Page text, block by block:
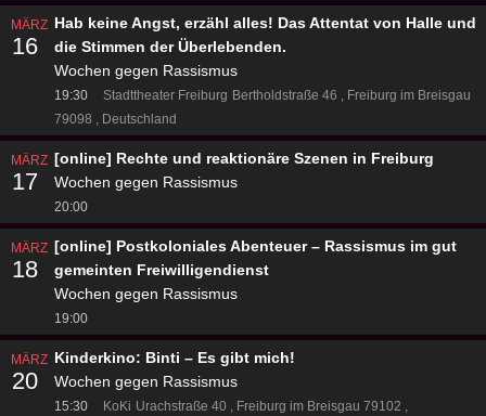
MÄRZ
16
Hab keine Angst, erzähl alles! Das Attentat von Halle und
die Stimmen der Überlebenden.
Wochen gegen Rassismus
19:30 Stadttheater Freiburg Bertholdstraße 46
Freiburg im Breisgau
79098
Deutschland
MÄRZ
17
[online] Rechte und reaktionäre Szenen in Freiburg
Wochen gegen Rassismus
20:00
MÄRZ
18
[online] Postkoloniales Abenteuer – Rassismus im gut
gemeinten Freiwilligendienst
Wochen gegen Rassismus
19:00
MÄRZ
20
Kinderkino: Binti – Es gibt mich!
Wochen gegen Rassismus
15:30 KoKi Urachstraße 40
Freiburg im Breisgau 79102